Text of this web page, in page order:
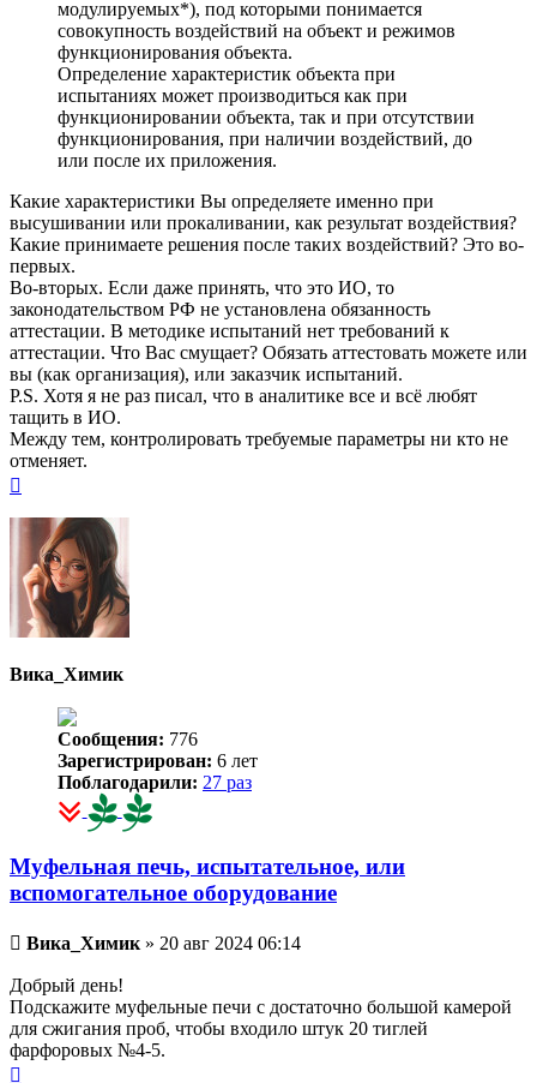
модулируемых*), под которыми понимается
совокупность воздействий на объект и режимов
функционирования объекта.
Определение характеристик объекта при
испытаниях может производиться как при
функционировании объекта, так и при отсутствии
функционирования, при наличии воздействий, до
или после их приложения.
Какие характеристики Вы определяете именно при
высушивании или прокаливании, как результат воздействия?
Какие принимаете решения после таких воздействий? Это во-
первых.
Во-вторых. Если даже принять, что это ИО, то
законодательством РФ не установлена обязанность
аттестации. В методике испытаний нет требований к
аттестации. Что Вас смущает? Обязать аттестовать можете или
вы (как организация), или заказчик испытаний.
P.S. Хотя я не раз писал, что в аналитике все и всё любят
тащить в ИО.
Между тем, контролировать требуемые параметры ни кто не
отменяет.
началу
Вика_Химик
Сообщения: 776
Зарегистрирован: 6 лет
Поблагодарили: 27 раз
Муфельная печь, испытательное, или
вспомогательное оборудование
Непрочитанное
сообщение
Вика_Химик » 20 авг 2024 06:14
Добрый день!
Подскажите муфельные печи с достаточно большой камерой
для сжигания проб, чтобы входило штук 20 тиглей
фарфоровых №4-5.